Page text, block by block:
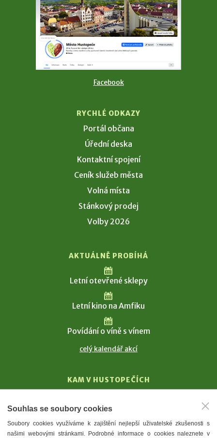
Facebook
RYCHLÉ ODKAZY
Portál občana
Úřední deska
Kontaktní spojení
Ceník služeb města
Volná místa
Stánkový prodej
Volby 2026
AKTUÁLNĚ PROBÍHÁ
Letní otevřené sklepy
Letní kino na Amfiku
Povídání o víně s vínem
celý kalendář akcí
KAM V HUSTOPEČÍCH
T. G. Masaryk
Mandloně
Souhlas se soubory cookies
Soubory cookies využíváme k zajištění nejlepší uživatelské zkušenosti s
našimi webovými stránkami. Podrobné informace o cookies naleznete v